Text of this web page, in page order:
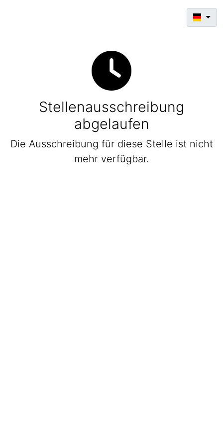
Stellenausschreibung
abgelaufen
Die Ausschreibung für diese Stelle ist nicht
mehr verfügbar.